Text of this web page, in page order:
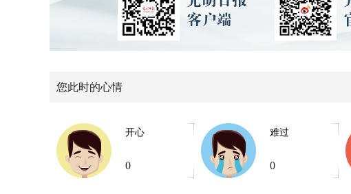
您此时的心情
开心
0
难过
0